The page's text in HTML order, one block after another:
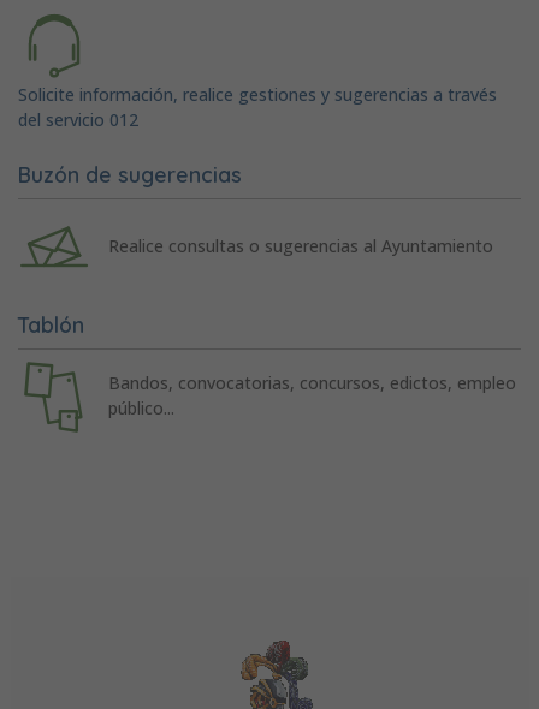
Solicite información, realice gestiones y sugerencias a través
del servicio 012
Buzón de sugerencias
Realice consultas o sugerencias al Ayuntamiento
Tablón
Bandos, convocatorias, concursos, edictos, empleo
público...